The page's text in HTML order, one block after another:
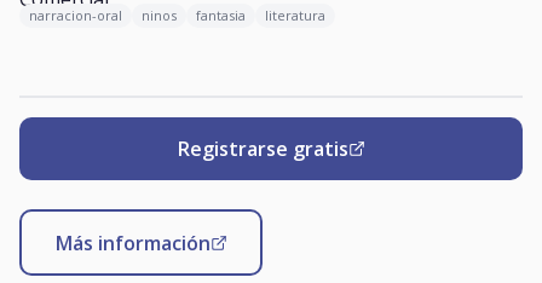
narracion-oral ninos fantasia literatura
Registrarse gratis
Más información